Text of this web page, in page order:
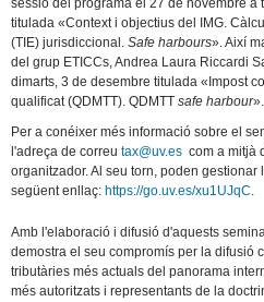
sessió del programa el 27 de novembre a
titulada «Context i objectius del IMG.
(TIE) jurisdiccional.Safe harbours». Així
del grup ETICCs, Andrea Laura Riccardi
dimarts, 3 de desembre titulada «Impost
qualificat (QDMTT). QDMTTsafe harbour».
Per a conéixer més informació sobre el
l'adreça de correutax@uv.es com a mitjà
organitzador. Al seu torn, poden gestionar
següent enllaç: https://go.uv.es/xu1UJqC.
Amb l'elaboració i difusió d'aquests
demostra el seu compromís per la difusió
tributàries més actuals del panorama
més autoritzats i representants de la